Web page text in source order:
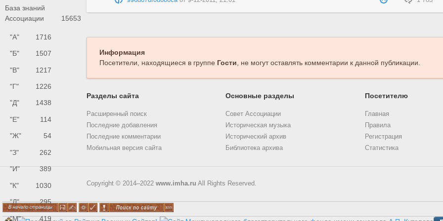
База знаний
Ассоциации
15653
"А" 1716
"Б" 1507
"В" 1217
"Г" 1226
"Д" 1438
"Е" 114
"Ж" 54
"З" 262
"И" 389
"К" 1030
"Л" 295
"М" 419
Информация
Посетители, находящиеся в группе Гости, не могут оставлять комментарии к данной публикации.
Разделы сайта
Расширенный поиск
Последние добавления
Последние комментарии
Мобильная версия сайта
Основные разделы
Совет Ассоциации
Историческая музыка
Исторический архив
Библиотека архива
Посетителю
Главная
Правила
Регистрация
Статистика
Copyright © 2014–2022 www.imha.ru All Rights Reserved.